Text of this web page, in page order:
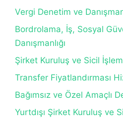
Vergi Denetim ve
Bordrolama, İş, Sosyal
Danışmanlığı
Şirket Kuruluş ve Sicil
Transfer Fiyatlandırması
Bağımsız ve Özel Amaçlı
Yurtdışı Şirket Kuruluş ve